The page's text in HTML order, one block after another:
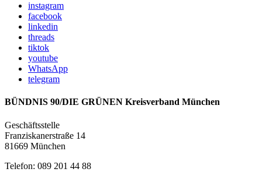
instagram
facebook
linkedin
threads
tiktok
youtube
WhatsApp
telegram
BÜNDNIS 90/DIE GRÜNEN Kreisverband München
Geschäftsstelle
Franziskanerstraße 14
81669 München
Telefon: 089 201 44 88